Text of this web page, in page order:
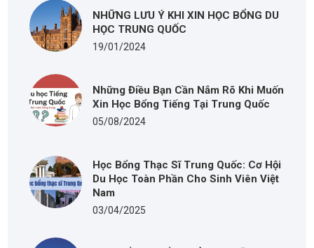
NHỮNG LƯU Ý KHI XIN HỌC BỔNG DU
HỌC TRUNG QUỐC
19/01/2024
Những Điều Bạn Cần Nắm Rõ Khi Muốn
Xin Học Bổng Tiếng Tại Trung Quốc
05/08/2024
Học Bổng Thạc Sĩ Trung Quốc: Cơ Hội
Du Học Toàn Phần Cho Sinh Viên Việt
Nam
03/04/2025